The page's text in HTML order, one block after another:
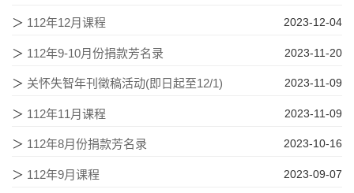
2023-12-04
＞ 112年12月课程
2023-11-20
＞ 112年9-10月份捐款芳名录
2023-11-09
＞ 关怀失智年刊徵稿活动(即日起至12/1)
2023-11-09
＞ 112年11月课程
2023-10-16
＞ 112年8月份捐款芳名录
2023-09-07
＞ 112年9月课程